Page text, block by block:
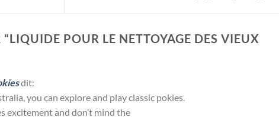
LIQUIDE POUR LE NETTOYAGE DES VIEUX
dit:
you can explore and play classic pokies.
excitement and don’t mind the